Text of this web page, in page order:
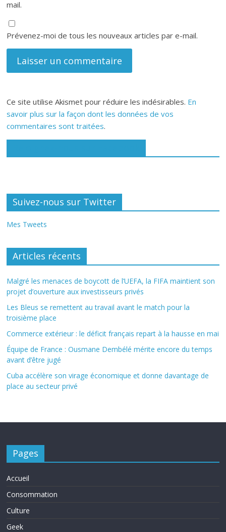
mail.
Prévenez-moi de tous les nouveaux articles par e-mail.
Ce site utilise Akismet pour réduire les indésirables. En
savoir plus sur la façon dont les données de vos
commentaires sont traitées.
Suivez-nous sur Twitter
Mes Tweets
Articles récents
Malgré les menaces de boycott de l’UEFA, la FIFA maintient son
projet d’ouverture aux investisseurs privés
Les Bleus se remettent au travail avant le match pour la
troisième place
Commerce extérieur : le déficit français repart à la hausse en mai
Équipe de France : Ousmane Dembélé mérite encore du temps
avant d’être jugé
Cuba accélère son virage économique et donne davantage de
place au secteur privé
Pages
Accueil
Consommation
Culture
Geek